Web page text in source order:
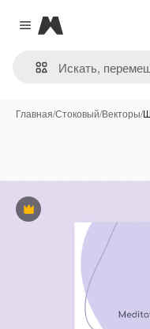
Close menu
Magnific
Главная/Стоковый/Векторы/
Премиум